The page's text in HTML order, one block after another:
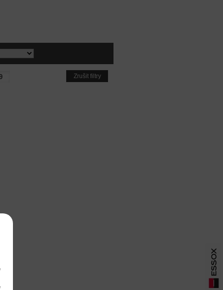
Zrušit filtry